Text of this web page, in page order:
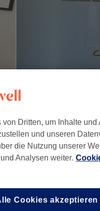
Dritten, um Inhalte und
und unseren
die Nutzung unserer
Analysen weiter.
Cookies akzeptieren